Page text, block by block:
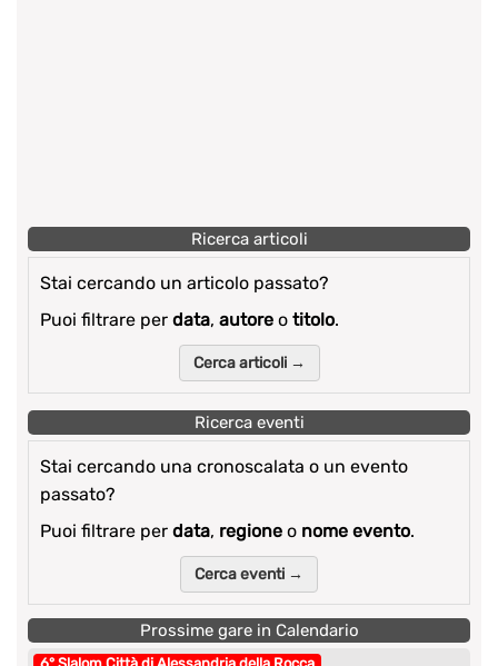
Ricerca articoli
Stai cercando un articolo passato?
Puoi filtrare per data, autore o titolo.
Cerca articoli →
Ricerca eventi
Stai cercando una cronoscalata o un evento
passato?
Puoi filtrare per data, regione o nome evento.
Cerca eventi →
Prossime gare in Calendario